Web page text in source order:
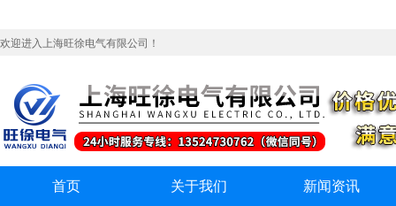
欢迎进入上海旺徐电气有限公司！
首页 关于我们 新闻资讯